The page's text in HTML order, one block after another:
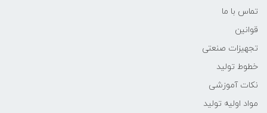
تماس با ما
قوانین
تجهیزات صنعتی
خطوط تولید
نکات آموزشی
مواد اولیه تولید